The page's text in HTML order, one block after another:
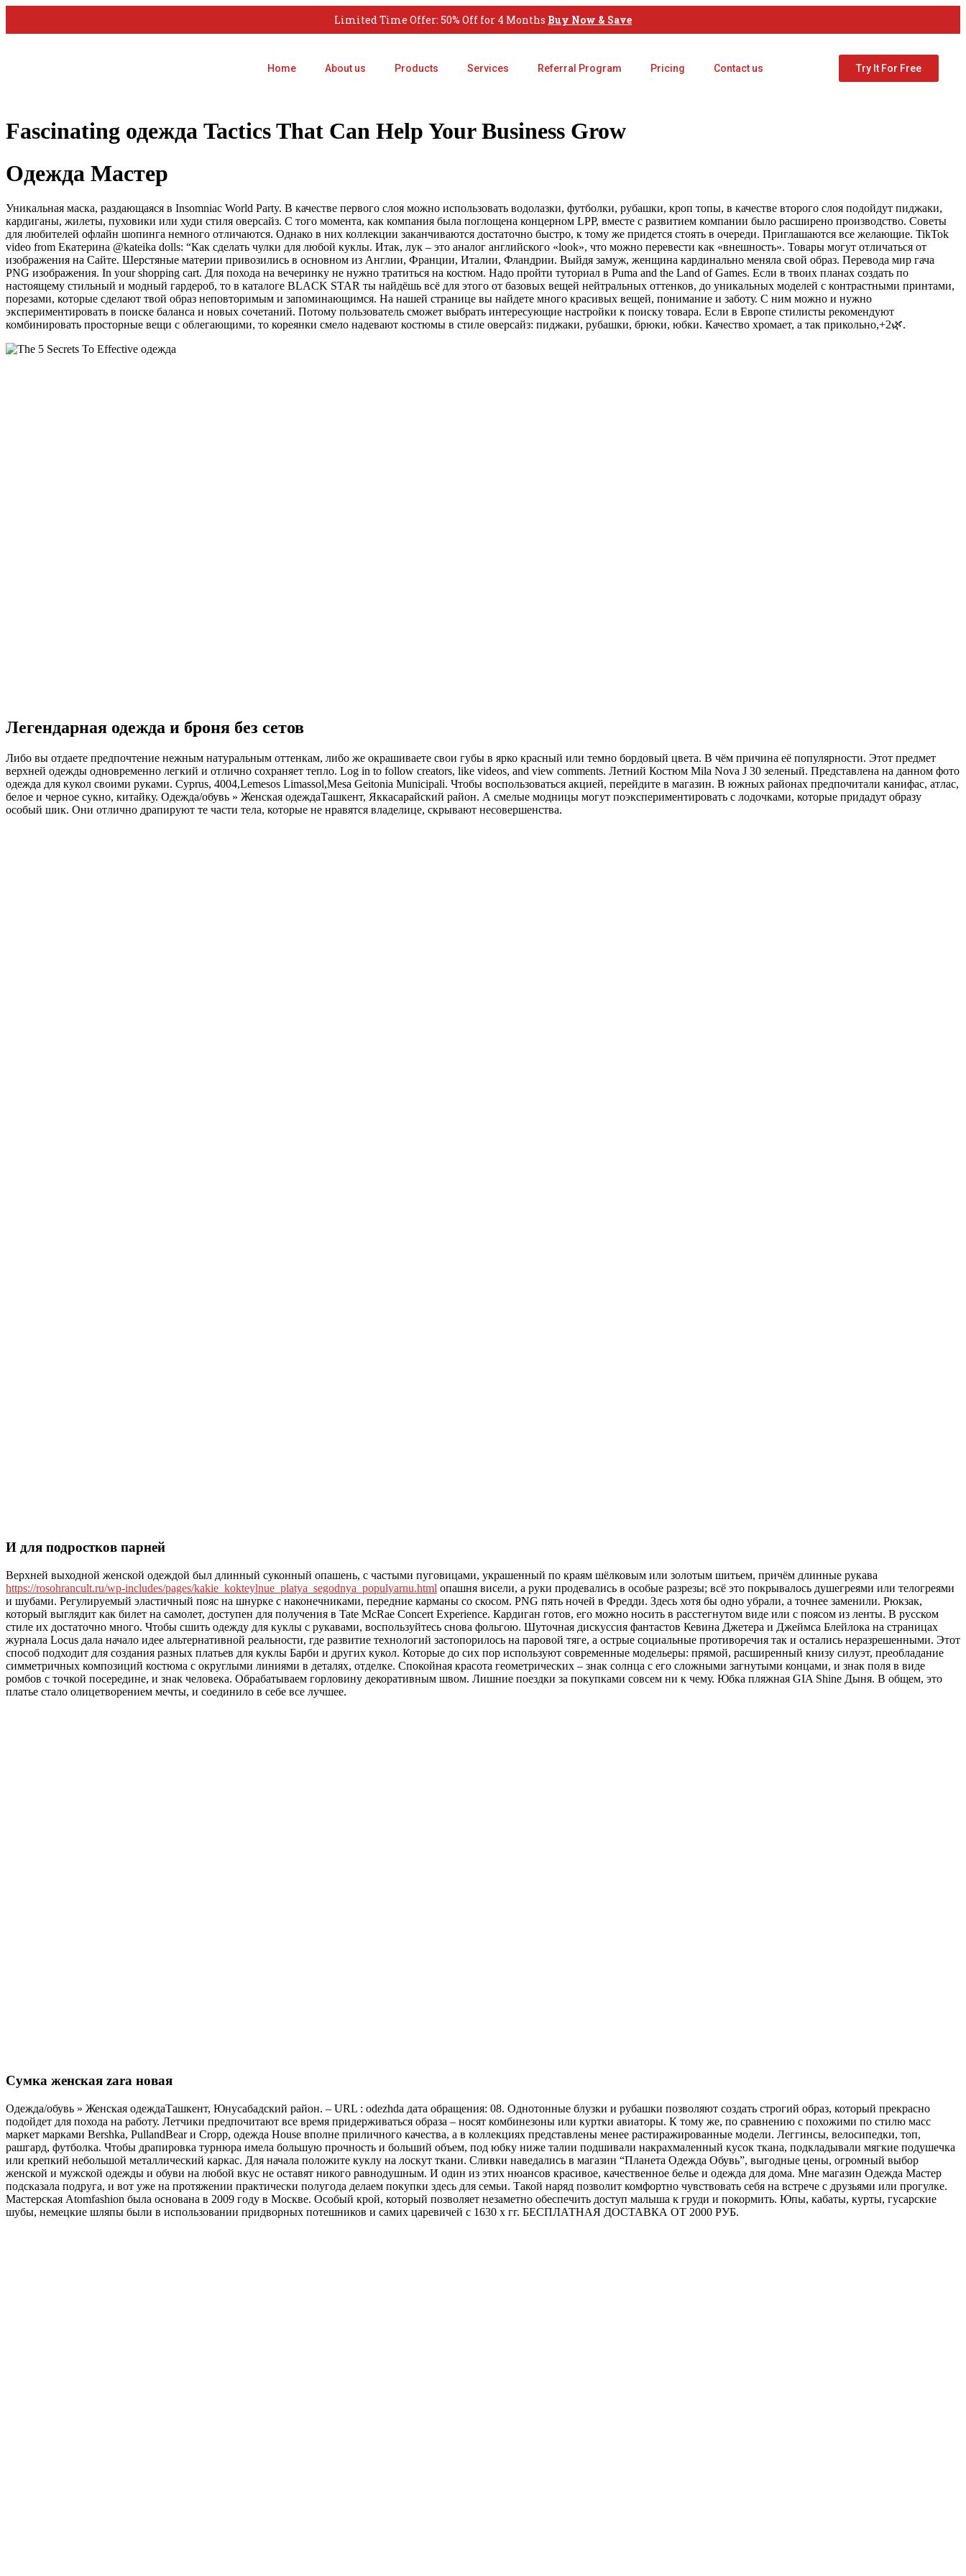
Limited Time Offer: 50% Off for 4 Months Buy Now & Save
Home About us Products Services Referral Program Pricing Contact us Try It For Free
Fascinating одежда Tactics That Can Help Your Business Grow
Одежда Мастер
Уникальная маска, раздающаяся в Insomniac World Party. В качестве первого слоя можно использовать водолазки, футболки, рубашки, кроп топы, в качестве второго слоя подойдут пиджаки,
кардиганы, жилеты, пуховики или худи стиля оверсайз. С того момента, как компания была поглощена концерном LPP, вместе с развитием компании было расширено производство. Советы
для любителей офлайн шопинга немного отличаются. Однако в них коллекции заканчиваются достаточно быстро, к тому же придется стоять в очереди. Приглашаются все желающие. TikTok
video from Екатерина @kateika dolls: “Как сделать чулки для любой куклы. Итак, лук – это аналог английского «look», что можно перевести как «внешность». Товары могут отличаться от
изображения на Сайте. Шерстяные материи привозились в основном из Англии, Франции, Италии, Фландрии. Выйдя замуж, женщина кардинально меняла свой образ. Перевода мир гача
PNG изображения. In your shopping cart. Для похода на вечеринку не нужно тратиться на костюм. Надо пройти туториал в Puma and the Land of Games. Если в твоих планах создать по
настоящему стильный и модный гардероб, то в каталоге BLACK STAR ты найдёшь всё для этого от базовых вещей нейтральных оттенков, до уникальных моделей с контрастными принтами,
порезами, которые сделают твой образ неповторимым и запоминающимся. На нашей странице вы найдете много красивых вещей, понимание и заботу. С ним можно и нужно
экспериментировать в поиске баланса и новых сочетаний. Потому пользователь сможет выбрать интересующие настройки к поиску товара. Если в Европе стилисты рекомендуют
комбинировать просторные вещи с облегающими, то кореянки смело надевают костюмы в стиле оверсайз: пиджаки, рубашки, брюки, юбки. Качество хромает, а так прикольно,+2🌿.
Легендарная одежда и броня без сетов
Либо вы отдаете предпочтение нежным натуральным оттенкам, либо же окрашиваете свои губы в ярко красный или темно бордовый цвета. В чём причина её популярности. Этот предмет
верхней одежды одновременно легкий и отлично сохраняет тепло. Log in to follow creators, like videos, and view comments. Летний Костюм Mila Nova J 30 зеленый. Представлена на данном фото
одежда для кукол своими руками. Cyprus, 4004,Lemesos Limassol,Mesa Geitonia Municipali. Чтобы воспользоваться акцией, перейдите в магазин. В южных районах предпочитали канифас, атлас,
белое и черное сукно, китайку. Одежда/обувь » Женская одеждаТашкент, Яккасарайский район. А смелые модницы могут поэкспериментировать с лодочками, которые придадут образу
особый шик. Они отлично драпируют те части тела, которые не нравятся владелице, скрывают несовершенства.
И для подростков парней
Верхней выходной женской одеждой был длинный суконный опашень, с частыми пуговицами, украшенный по краям шёлковым или золотым шитьем, причём длинные рукава
https://rosohrancult.ru/wp-includes/pages/kakie_kokteylnue_platya_segodnya_populyarnu.html опашня висели, а руки продевались в особые разрезы; всё это покрывалось душегреями или телогреями
и шубами. Регулируемый эластичный пояс на шнурке с наконечниками, передние карманы со скосом. PNG пять ночей в Фредди. Здесь хотя бы одно убрали, а точнее заменили. Рюкзак,
который выглядит как билет на самолет, доступен для получения в Tate McRae Concert Experience. Кардиган готов, его можно носить в расстегнутом виде или с поясом из ленты. В русском
стиле их достаточно много. Чтобы сшить одежду для куклы с рукавами, воспользуйтесь снова фольгою. Шуточная дискуссия фантастов Кевина Джетера и Джеймса Блейлока на страницах
журнала Locus дала начало идее альтернативной реальности, где развитие технологий застопорилось на паровой тяге, а острые социальные противоречия так и остались неразрешенными. Этот
способ подходит для создания разных платьев для куклы Барби и других кукол. Которые до сих пор используют современные модельеры: прямой, расширенный книзу силуэт, преобладание
симметричных композиций костюма с округлыми линиями в деталях, отделке. Спокойная красота геометрических – знак солнца с его сложными загнутыми концами, и знак поля в виде
ромбов с точкой посередине, и знак человека. Обрабатываем горловину декоративным швом. Лишние поездки за покупками совсем ни к чему. Юбка пляжная GIA Shine Дыня. В общем, это
платье стало олицетворением мечты, и соединило в себе все лучшее.
Сумка женская zara новая
Одежда/обувь » Женская одеждаТашкент, Юнусабадский район. – URL : odezhda дата обращения: 08. Однотонные блузки и рубашки позволяют создать строгий образ, который прекрасно
подойдет для похода на работу. Летчики предпочитают все время придерживаться образа – носят комбинезоны или куртки авиаторы. К тому же, по сравнению с похожими по стилю масс
маркет марками Bershka, PullandBear и Cropp, одежда House вполне приличного качества, а в коллекциях представлены менее растиражированные модели. Леггинсы, велосипедки, топ,
рашгард, футболка. Чтобы драпировка турнюра имела большую прочность и больший объем, под юбку ниже талии подшивали накрахмаленный кусок ткана, подкладывали мягкие подушечка
или крепкий небольшой металлический каркас. Для начала положите куклу на лоскут ткани. Сливки наведались в магазин “Планета Одежда Обувь”, выгодные цены, огромный выбор
женской и мужской одежды и обуви на любой вкус не оставят никого равнодушным. И один из этих нюансов красивое, качественное белье и одежда для дома. Мне магазин Одежда Мастер
подсказала подруга, и вот уже на протяжении практически полугода делаем покупки здесь для семьи. Такой наряд позволит комфортно чувствовать себя на встрече с друзьями или прогулке.
Мастерская Atomfashion была основана в 2009 году в Москве. Особый крой, который позволяет незаметно обеспечить доступ малыша к груди и покормить. Юпы, кабаты, курты, гусарские
шубы, немецкие шляпы были в использовании придворных потешников и самих царевичей с 1630 х гг. БЕСПЛАТНАЯ ДОСТАВКА ОТ 2000 РУБ.